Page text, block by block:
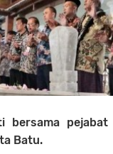
bersama
Batu.